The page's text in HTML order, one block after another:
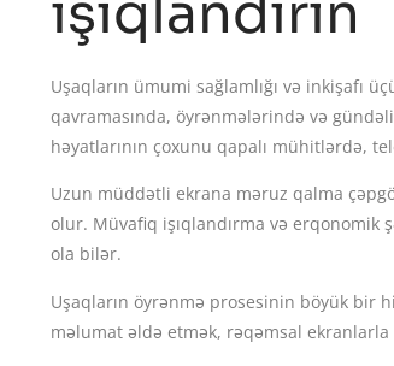
işıqlandırın
Uşaqların ümumi sağlamlığı və inkişafı
qavramasında, öyrənmələrində və
həyatlarının çoxunu qapalı mühitlərdə,
Uzun müddətli ekrana məruz qalma
olur. Müvafiq işıqlandırma və
ola bilər.
Uşaqların öyrənmə prosesinin böyük bir
məlumat əldə etmək, rəqəmsal